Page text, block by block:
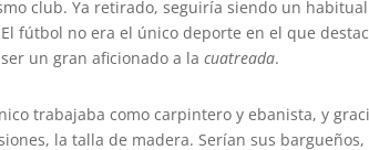
club. Ya retirado, seguiría siendo un
fútbol no era el único deporte en el que
un gran aficionado a lacuatreada.
trabajaba como carpintero y ebanista, y
la talla de madera. Serían sus